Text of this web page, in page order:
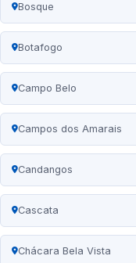
Bosque
Botafogo
Campo Belo
Campos dos Amarais
Candangos
Cascata
Chácara Bela Vista